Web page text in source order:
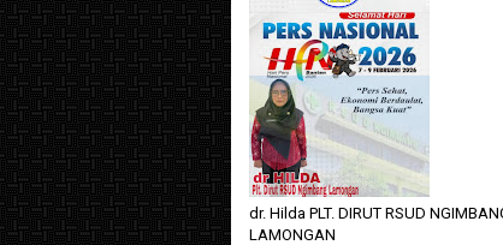
dr. Hilda PLT. DIRUT RSUD
LAMONGAN